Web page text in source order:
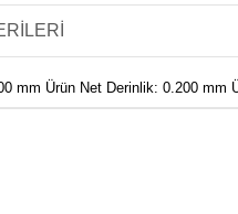
mm Ürün Net Derinlik: 0.200 mm